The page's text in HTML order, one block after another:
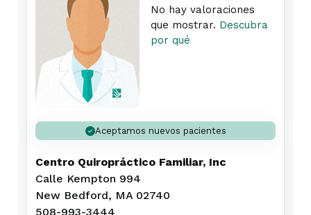
No hay valoraciones
que mostrar. Descubra
por qué
Aceptamos nuevos pacientes
Centro Quiropráctico Familiar, Inc
Calle Kempton 994
New Bedford, MA 02740
508-993-3444